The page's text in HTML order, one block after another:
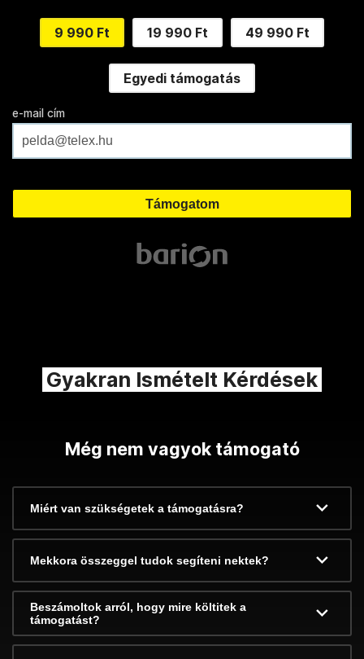
9 990 Ft 19 990 Ft 49 990 Ft
Egyedi támogatás
e-mail cím
Gyakran Ismételt Kérdések
Még nem vagyok támogató
Miért van szükségetek a támogatásra?
Mekkora összeggel tudok segíteni nektek?
Beszámoltok arról, hogy mire költitek a
támogatást?